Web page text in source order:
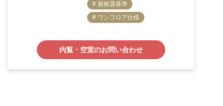
# 新耐震基準
# ワンフロア仕様
内覧・空室のお問い合わせ